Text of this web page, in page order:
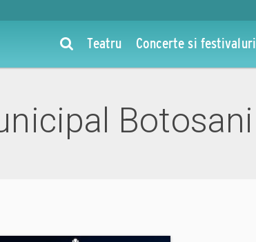
Teatru Concerte si festivaluri
Botosani